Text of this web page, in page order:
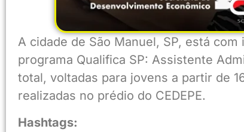
A cidade de São Manuel, SP, está
programa Qualifica SP: Assistente
total, voltadas para jovens a partir de
realizadas no prédio do CEDEPE.
Hashtags: